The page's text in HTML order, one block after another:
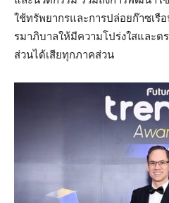
ใช้ทรัพยากรและการปล่อยก๊าซเรื
รมาภิบาลให้มีความโปร่งใสและต
ส่วนได้เสียทุกภาคส่วน